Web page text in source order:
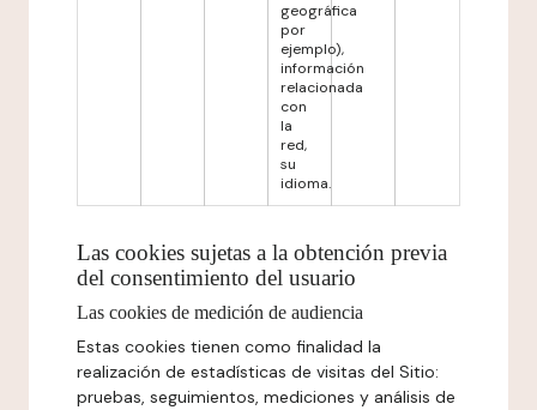
geográfica
por
ejemplo),
información
relacionada
con
la
red,
su
idioma.
Las cookies sujetas a la obtención previa
del consentimiento del usuario
Las cookies de medición de audiencia
Estas cookies tienen como finalidad la
realización de estadísticas de visitas del Sitio:
pruebas, seguimientos, mediciones y análisis de